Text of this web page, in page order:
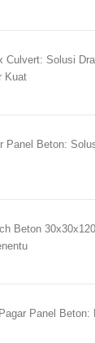
Culvert: Solusi
Kuat
Panel Beton:
Beton
Panel Beton: